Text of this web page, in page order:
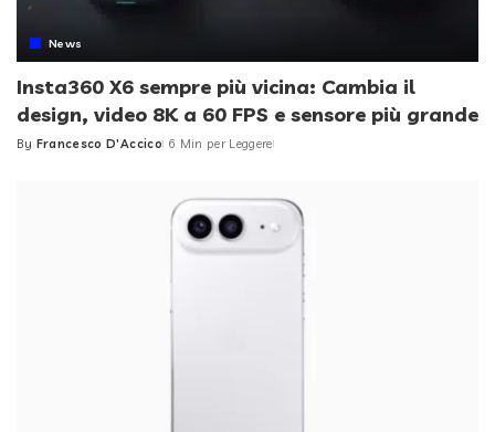
News
Insta360 X6 sempre più vicina: Cambia il
design, video 8K a 60 FPS e sensore più grande
Posted
By Francesco D'Accico 6 Min per Leggere